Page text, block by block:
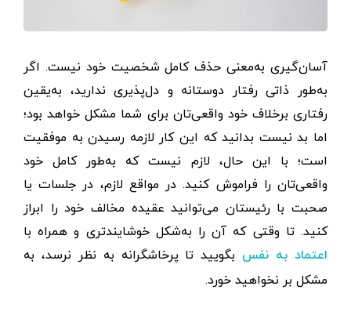
آسان‌گیری به‌معنی حذف کامل شخصیت خود نیست. اگر
به‌طور ذاتی رفتار دوستانه و دل‌پذیری ندارید، به‌یقین
رفتاری بر‌خلاف خود واقعی‌تان برای شما مشکل خواهد بود؛
اما بد نیست بدانید که این کار لازمه رسیدن به موفقیت
است؛ با این حال، لازم نیست که به‌طور کامل خود
واقعی‌تان را فراموش کنید. در مواقع لازم، در جلسات یا
صحبت با رئیستان می‌توانید عقیده مخالف خود را ابراز
کنید. تا وقتی که آن را به‌شکل خوشایند‌تری و همراه با
اعتماد به نفس بگویید تا پرخاشگرانه به نظر نرسد، به
مشکل بر نخواهید خورد.